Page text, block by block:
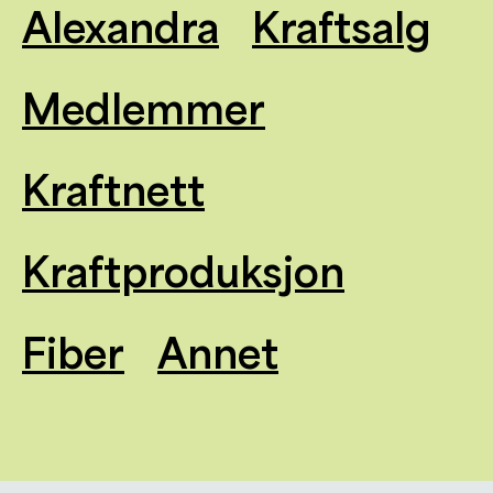
Alexandra
Kraftsalg
Medlemmer
Kraftnett
Kraftproduksjon
Fiber
Annet